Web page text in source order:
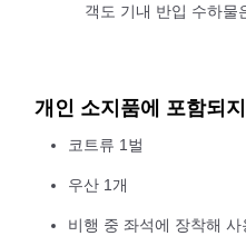
객도 기내 반입 수하물
개인 소지품에 포함되
코트류 1벌
우산 1개
비행 중 좌석에 장착해